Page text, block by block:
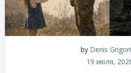
by Denis
19 июля,